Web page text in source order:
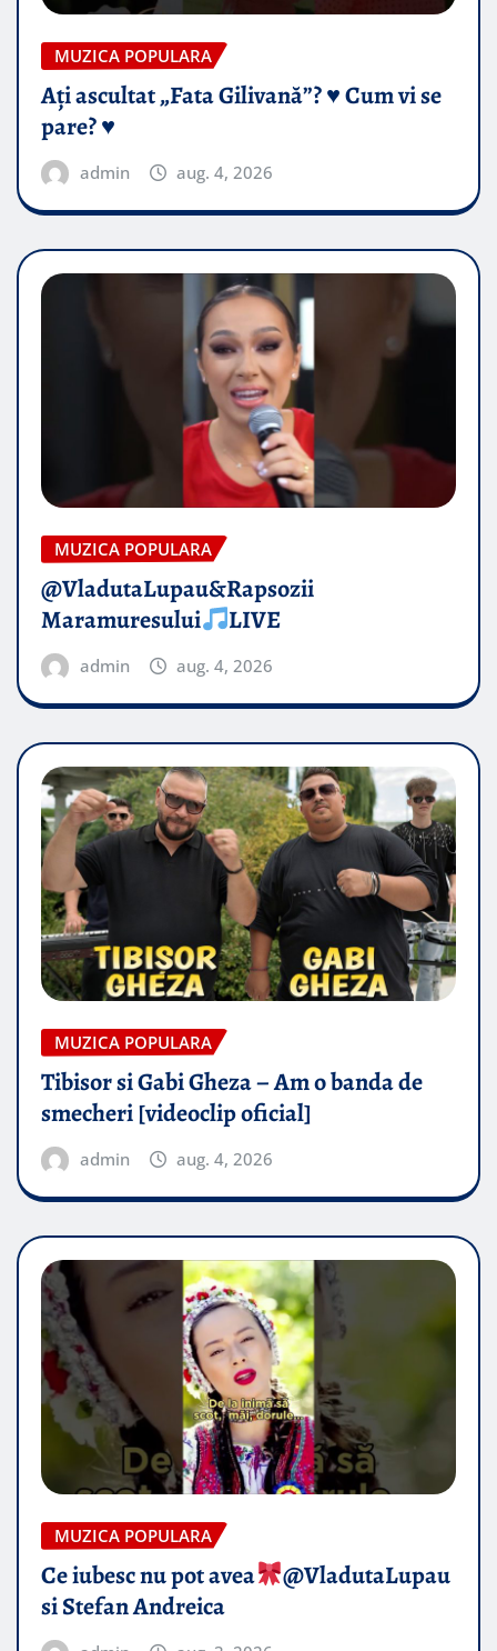
MUZICA POPULARA
Ați ascultat „Fata Gilivană”? ♥️ Cum vi se
pare? ♥️
admin aug. 4, 2026
MUZICA POPULARA
@VladutaLupau&Rapsozii
Maramuresului
LIVE
admin aug. 4, 2026
MUZICA POPULARA
Tibisor si Gabi Gheza – Am o banda de
smecheri [videoclip oficial]
admin aug. 4, 2026
MUZICA POPULARA
Ce iubesc nu pot avea
​@VladutaLupau
si Stefan Andreica